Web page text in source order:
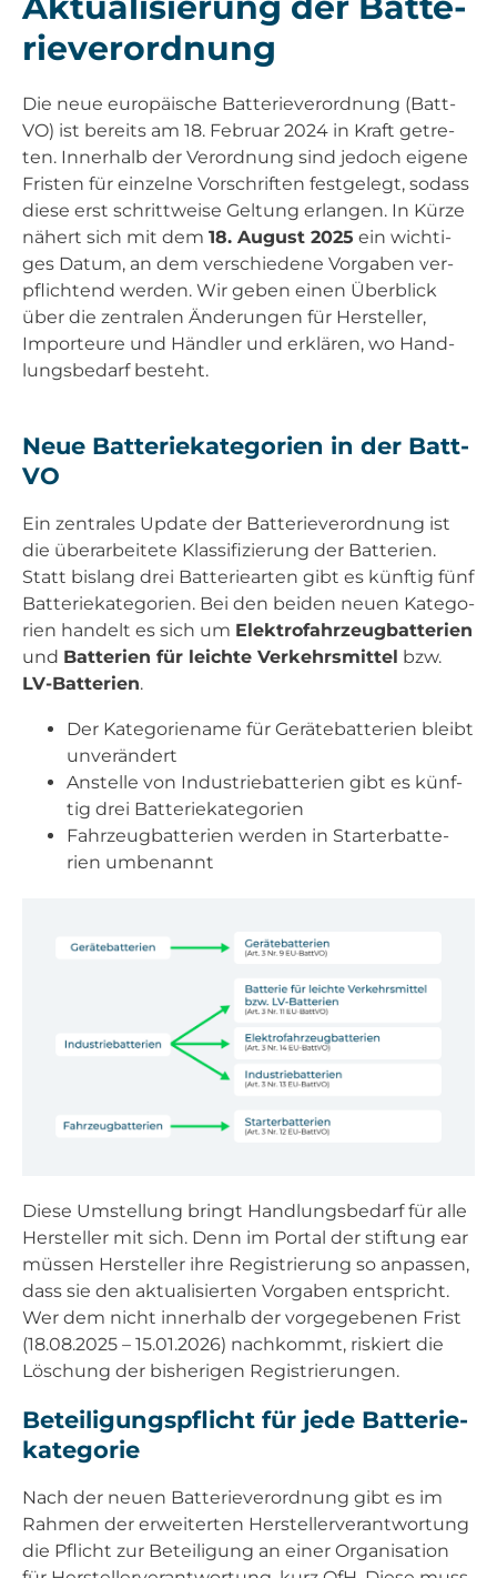
rie­ver­ord­nung
Die neue euro­päi­sche Bat­te­rie­ver­ord­nung (Batt­
VO) ist bereits am 18. Febru­ar 2024 in Kraft getre­
ten. Inner­halb der Ver­ord­nung sind jedoch eige­ne
Fris­ten für ein­zel­ne Vor­schrif­ten fest­ge­legt, sodass
die­se erst schritt­wei­se Gel­tung erlan­gen. In Kür­ze
nähert sich mit dem 18. August 2025 ein wich­ti­
ges Datum, an dem ver­schie­de­ne Vor­ga­ben ver­
pflich­tend wer­den. Wir geben einen Über­blick
über die zen­tra­len Ände­run­gen für Her­stel­ler,
Impor­teu­re und Händ­ler und erklä­ren, wo Hand­
lungs­be­darf besteht.
Neue Bat­te­rie­ka­te­go­rien in der Batt­
VO
Ein zen­tra­les Update der Bat­te­rie­ver­ord­nung ist
die über­ar­bei­te­te Klas­si­fi­zie­rung der Bat­te­rien.
Statt bis­lang drei Bat­te­rie­ar­ten gibt es künf­tig fünf
Bat­te­rie­ka­te­go­rien. Bei den bei­den neu­en Kate­go­
rien han­delt es sich um Elek­tro­fahr­zeug­bat­te­rien
und Bat­te­rien für leich­te Ver­kehrs­mit­tel bzw.
LV-Bat­te­rien.
Der Kate­go­rie­na­me für Gerä­te­bat­te­rien bleibt
unver­än­dert
Anstel­le von Indus­trie­bat­te­rien gibt es künf­
tig drei Bat­te­rie­ka­te­go­rien
Fahr­zeug­bat­te­rien wer­den in Star­ter­bat­te­
rien umbe­nannt
Die­se Umstel­lung bringt Hand­lungs­be­darf für alle
Her­stel­ler mit sich. Denn im Por­tal der stif­tung ear
müs­sen Her­stel­ler ihre Regis­trie­rung so anpas­sen,
dass sie den aktua­li­sier­ten Vor­ga­ben ent­spricht.
Wer dem nicht inner­halb der vor­ge­ge­be­nen Frist
(18.08.2025 – 15.01.2026) nach­kommt, ris­kiert die
Löschung der bis­he­ri­gen Regis­trie­run­gen.
Betei­li­gungs­pflicht für jede Bat­te­rie­
ka­te­go­rie
Nach der neu­en Bat­te­rie­ver­ord­nung gibt es im
Rah­men der erwei­ter­ten Her­stel­ler­ver­ant­wor­tung
die Pflicht zur Betei­li­gung an einer Orga­ni­sa­ti­on